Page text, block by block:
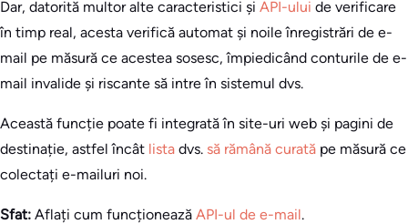
Dar, datorită multor alte caracteristici și API-ului de verificare
în timp real, acesta verifică automat și noile înregistrări de e-
mail pe măsură ce acestea sosesc, împiedicând conturile de e-
mail invalide și riscante să intre în sistemul dvs.
Această funcție poate fi integrată în site-uri web și pagini de
destinație, astfel încât lista dvs. să rămână curată pe măsură ce
colectați e-mailuri noi.
Sfat: Aflați cum funcționează API-ul de e-mail.